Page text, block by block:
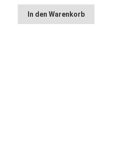
In den Warenkorb